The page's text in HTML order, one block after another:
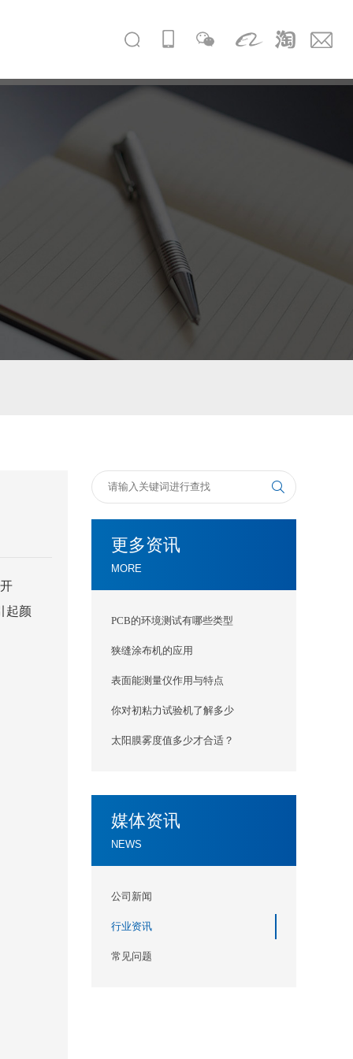
起颜
更多资讯
MORE
PCB的环境测试有哪些类型
狭缝涂布机的应用
表面能测量仪作用与特点
你对初粘力试验机了解多少
太阳膜雾度值多少才合适？
媒体资讯
NEWS
公司新闻
行业资讯
常见问题